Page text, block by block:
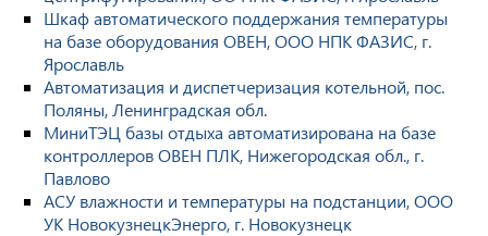
Шкаф автоматического поддержания температуры
на базе оборудования ОВЕН, ООО НПК ФАЗИС, г.
Ярославль
Автоматизация и диспетчеризация котельной, пос.
Поляны, Ленинградская обл.
МиниТЭЦ базы отдыха автоматизирована на базе
контроллеров ОВЕН ПЛК, Нижегородская обл., г.
Павлово
АСУ влажности и температуры на подстанции, ООО
УК НовокузнецкЭнерго, г. Новокузнецк